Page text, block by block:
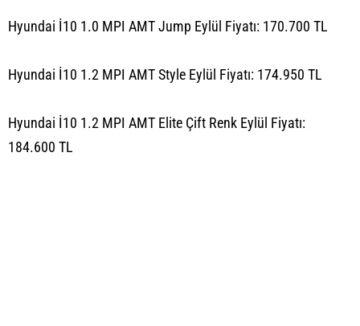
Hyundai İ10 1.0 MPI AMT Jump Eylül Fiyatı: 170.700 TL
Hyundai İ10 1.2 MPI AMT Style Eylül Fiyatı: 174.950 TL
Hyundai İ10 1.2 MPI AMT Elite Çift Renk Eylül Fiyatı:
184.600 TL